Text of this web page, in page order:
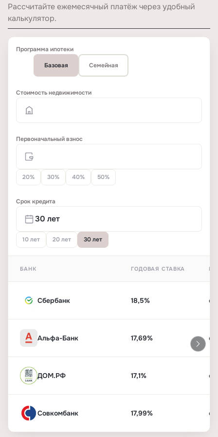
Рассчитайте ежемесячный платёж через удобный
калькулятор.
Программа ипотеки
Базовая Семейная
Стоимость недвижимости
Первоначальный взнос
20% 30% 40% 50%
Срок кредита
10 лет 20 лет 30 лет
БАНК ГОДОВАЯ СТАВКА
Сбербанк 18,5%
Альфа-Банк 17,69%
ДОМ.РФ 17,1%
Совкомбанк 17,99%